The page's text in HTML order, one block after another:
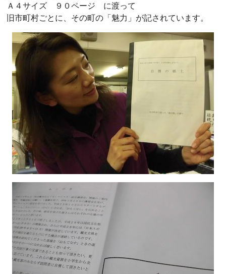
Ａ４サイズ ９０ページ に渡って
旧市町村ごとに、その町の「魅力」が記されています。